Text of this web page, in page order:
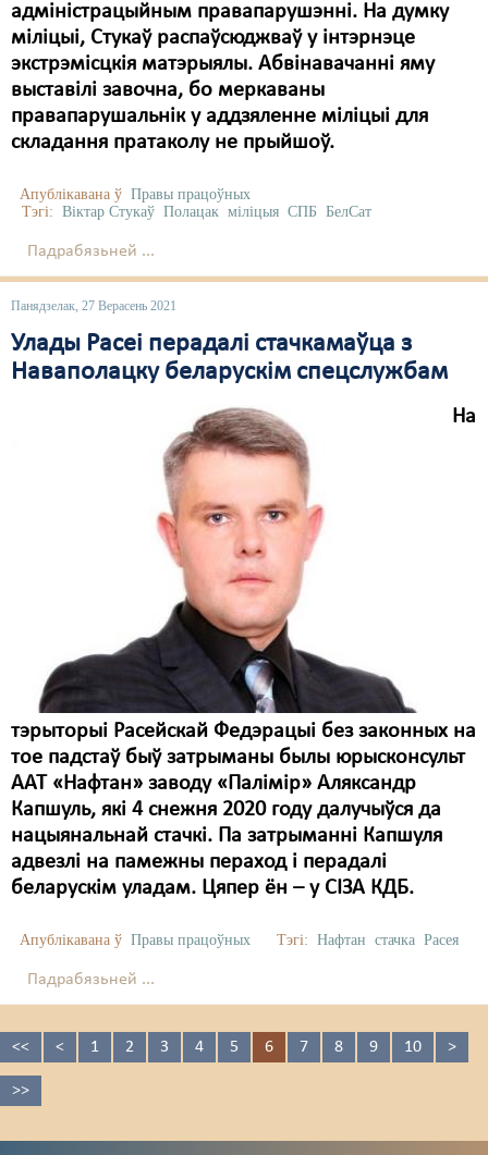
адміністрацыйным правапарушэнні. На думку
міліцыі, Стукаў распаўсюджваў у інтэрнэце
экстрэмісцкія матэрыялы. Абвінавачанні яму
выставілі завочна, бо меркаваны
правапарушальнік у аддзяленне міліцыі для
складання пратаколу не прыйшоў.
Апублікавана ў Правы працоўных
Тэгі: Віктар Стукаў Полацак міліцыя СПБ БелСат
Падрабязьней ...
Панядзелак, 27 Верасень 2021
Улады Расеі перадалі стачкамаўца з
Наваполацку беларускім спецслужбам
На
тэрыторыі Расейскай Федэрацыі без законных на
тое падстаў быў затрыманы былы юрысконсульт
ААТ «Нафтан» заводу «Палімір» Аляксандр
Капшуль, які 4 снежня 2020 году далучыўся да
нацыянальнай стачкі. Па затрыманні Капшуля
адвезлі на памежны пераход і перадалі
беларускім уладам. Цяпер ён – у СІЗА КДБ.
Апублікавана ў Правы працоўных Тэгі: Нафтан стачка Расея
Падрабязьней ...
<< < 1 2 3 4 5 6 7 8 9 10 >
>>